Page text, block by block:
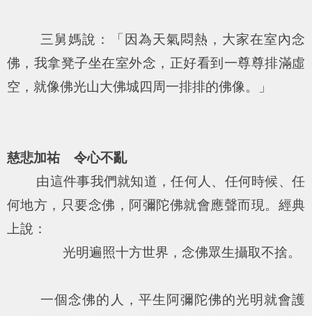
三舅媽說：「因為天氣悶熱，大家在室內念
佛，我拿凳子坐在室外念，正好看到一尊尊排滿虛
空，就像佛光山大佛城四周一排排的佛像。」
慈悲加祐 令心不亂
由這件事我們就知道，任何人、任何時候、任
何地方，只要念佛，阿彌陀佛就會應聲而現。經典
上說：
光明遍照十方世界，念佛眾生攝取不捨。
一個念佛的人，平生阿彌陀佛的光明就會護